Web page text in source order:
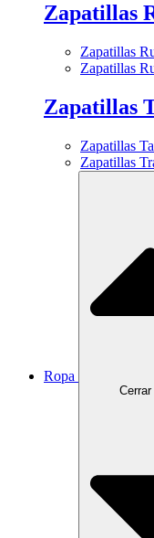
Zapatillas
Zapatillas
Zapatillas
Zapatillas
Zapatillas
Zapatillas
Ropa